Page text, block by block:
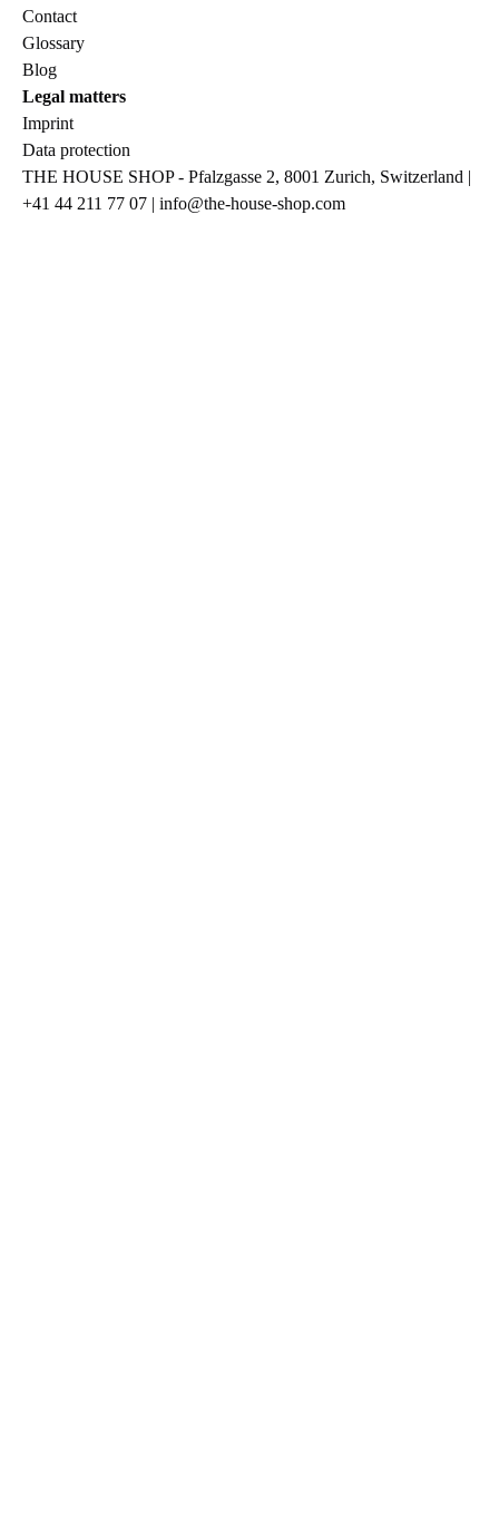
Contact
Glossary
Blog
Legal matters
Imprint
Data protection
THE HOUSE SHOP - Pfalzgasse 2, 8001 Zurich, Switzerland |
+41 44 211 77 07 | info@the-house-shop.com